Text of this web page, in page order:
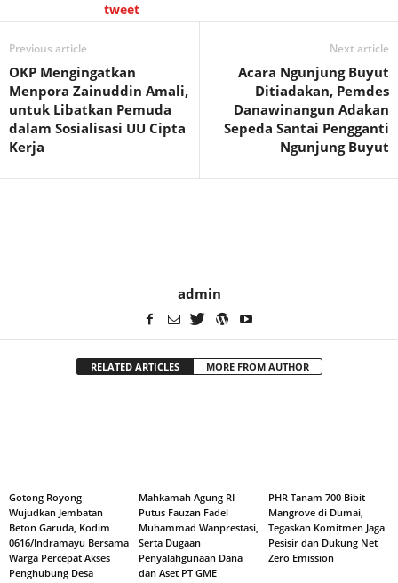
tweet
Previous article
OKP Mengingatkan
Menpora Zainuddin Amali,
untuk Libatkan Pemuda
dalam Sosialisasi UU Cipta
Kerja
Next article
Acara Ngunjung Buyut
Ditiadakan, Pemdes
Danawinangun Adakan
Sepeda Santai Pengganti
Ngunjung Buyut
admin
RELATED ARTICLES MORE FROM AUTHOR
Gotong Royong
Wujudkan Jembatan
Beton Garuda, Kodim
0616/Indramayu Bersama
Warga Percepat Akses
Penghubung Desa
Mahkamah Agung RI
Putus Fauzan Fadel
Muhammad Wanprestasi,
Serta Dugaan
Penyalahgunaan Dana
dan Aset PT GME
PHR Tanam 700 Bibit
Mangrove di Dumai,
Tegaskan Komitmen Jaga
Pesisir dan Dukung Net
Zero Emission